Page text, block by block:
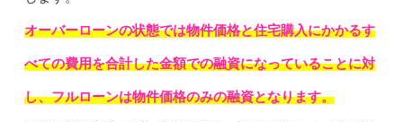
オーバーローンの状態では物件価格と住宅購入にかかるす
べての費用を合計した金額での融資になっていることに対
し、フルローンは物件価格のみの融資となります。